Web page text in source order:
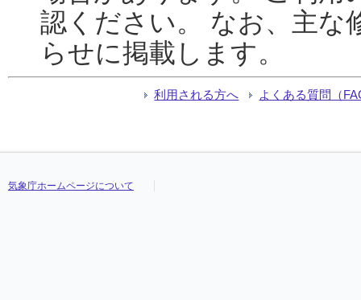
認ください。 なお、主な
らせに掲載します。
利用される方へ よくある質問（
気象庁ホームページについて